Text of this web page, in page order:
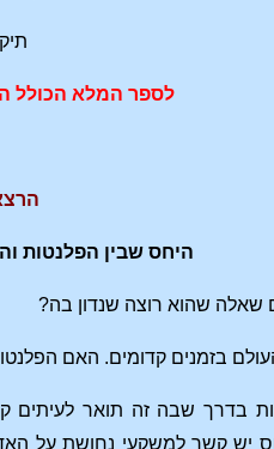
לספר המלא הכולל
הרצאה 18
היחס שבין הפלנטות
שאלה שהוא רוצה שנדון בה?
בזמנים קדומים. האם
בדרך שבה זה תואר לעיתים
יש קשר למשקעי נחושת על